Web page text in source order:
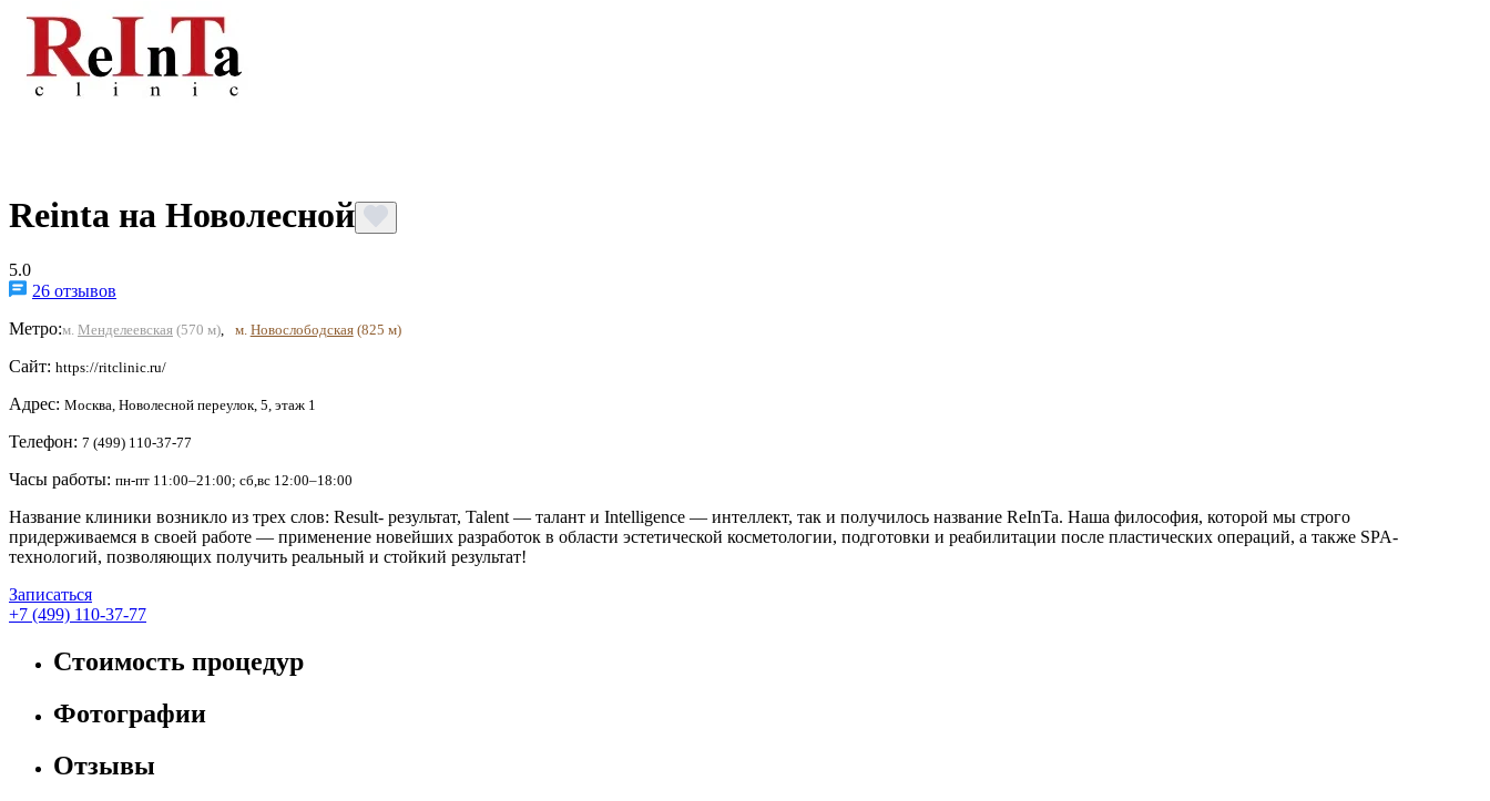
Reinta на Новолесной
5.0
26 отзывов
Метро:м. Менделеевская (570 м) м. Новослободская(825 м)
Сайт: https://ritclinic.ru/
Адрес: Москва, Новолесной переулок, 5, этаж 1
Телефон: 7 (499) 110-37-77
Часы работы: пн-пт 11:00–21:00; сб,вс 12:00–18:00
Название клиники возникло из трех слов: Result- результат, Talent — талант и Intelligence — интеллект, так и получилось название ReInTa. Наша философия, которой мы строго
придерживаемся в своей работе — применение новейших разработок в области эстетической косметологии, подготовки и реабилитации после пластических операций, а также SPA-
технологий, позволяющих получить реальный и стойкий результат!
Записаться
+7 (499) 110-37-77
Стоимость процедур
Фотографии
Отзывы